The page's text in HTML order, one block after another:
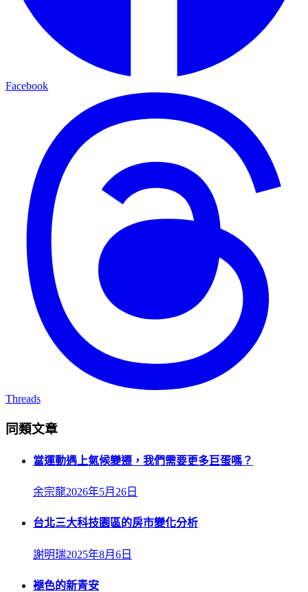
Facebook
Threads
同類文章
當運動遇上氣候變遷，我們需要更多巨蛋嗎？
余宗龍2026年5月26日
台北三大科技園區的房市變化分析
謝明瑞2025年8月6日
褪色的新青安